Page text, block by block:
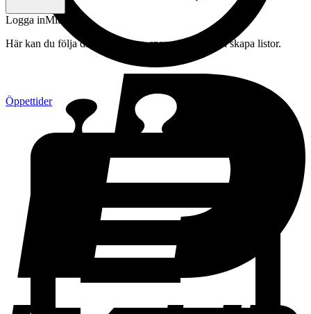
Öppettider
Logga inMitt konto
Här kan du följa din beställning, spara drycker och skapa listor.